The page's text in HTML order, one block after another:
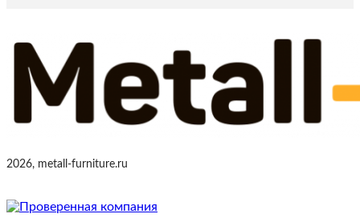
2026, metall-furniture.ru